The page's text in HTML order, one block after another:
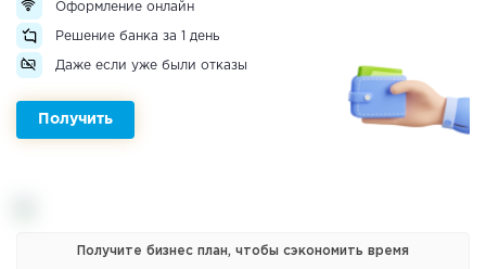
Оформление онлайн
Решение банка за 1 день
Даже если уже были отказы
Получить
Получите бизнес план, чтобы сэкономить время